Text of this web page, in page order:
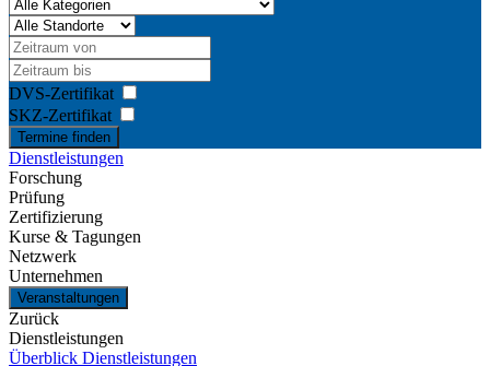
DVS-Zertifikat
SKZ-Zertifikat
Termine finden
Dienstleistungen
Forschung
Prüfung
Zertifizierung
Kurse & Tagungen
Netzwerk
Unternehmen
Veranstaltungen
Zurück
Dienstleistungen
Überblick Dienstleistungen